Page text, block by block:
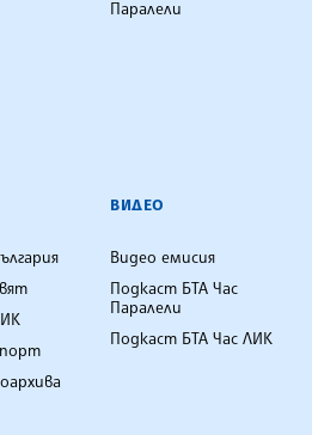
Паралели
ВИДЕО
Видео емисия
Подкаст БТА Час
Паралели
Подкаст БТА Час ЛИК